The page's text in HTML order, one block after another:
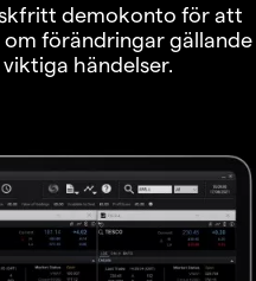
demokonto för att
förändringar gällande
händelser.